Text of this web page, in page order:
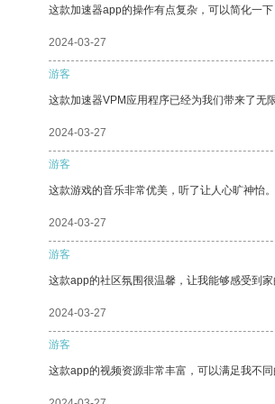
这款加速器app的操作有点复杂，可以简化一
2024-03-27
游客
这款加速器VPM应用程序已经为我们带来了无
2024-03-27
游客
这款游戏的音乐非常优美，听了让人心旷神怡。
2024-03-27
游客
这款app的社区氛围很温馨，让我能够感受到家
2024-03-27
游客
这款app的视频资源非常丰富，可以满足我不同